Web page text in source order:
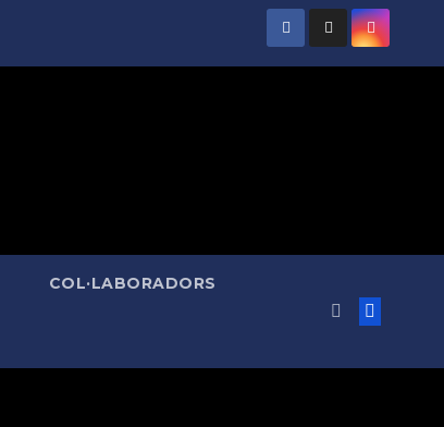
COL·LABORADORS